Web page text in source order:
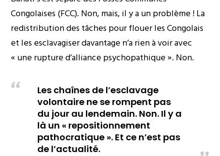
Congolaises (FCC). Non, mais, il y a un problème ! La
redistribution des tâches pour flouer les Congolais
et les esclavagiser davantage n’a rien à voir avec
« une rupture d’alliance psychopathique ». Non.
Les chaînes de l’esclavage
volontaire ne se rompent pas
du jour au lendemain. Non. Il y a
là un « repositionnement
pathocratique ». Et ce n’est pas
de l’actualité.